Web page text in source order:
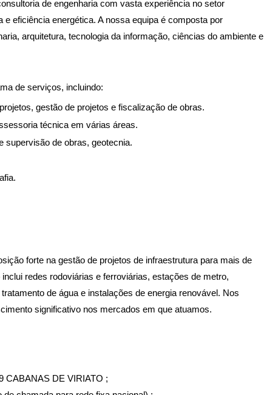
de engenharia com vasta experiência no setor
e eficiência energética. A nossa equipa é composta por
arquitetura, tecnologia da informação, ciências do ambiente e
de serviços, incluindo:
gestão de projetos e fiscalização de obras.
técnica em várias áreas.
supervisão de obras, geotecnia.
forte na gestão de projetos de infraestrutura para mais de
redes rodoviárias e ferroviárias, estações de metro,
de água e instalações de energia renovável. Nos
significativo nos mercados em que atuamos.
CABANAS DE VIRIATO ;